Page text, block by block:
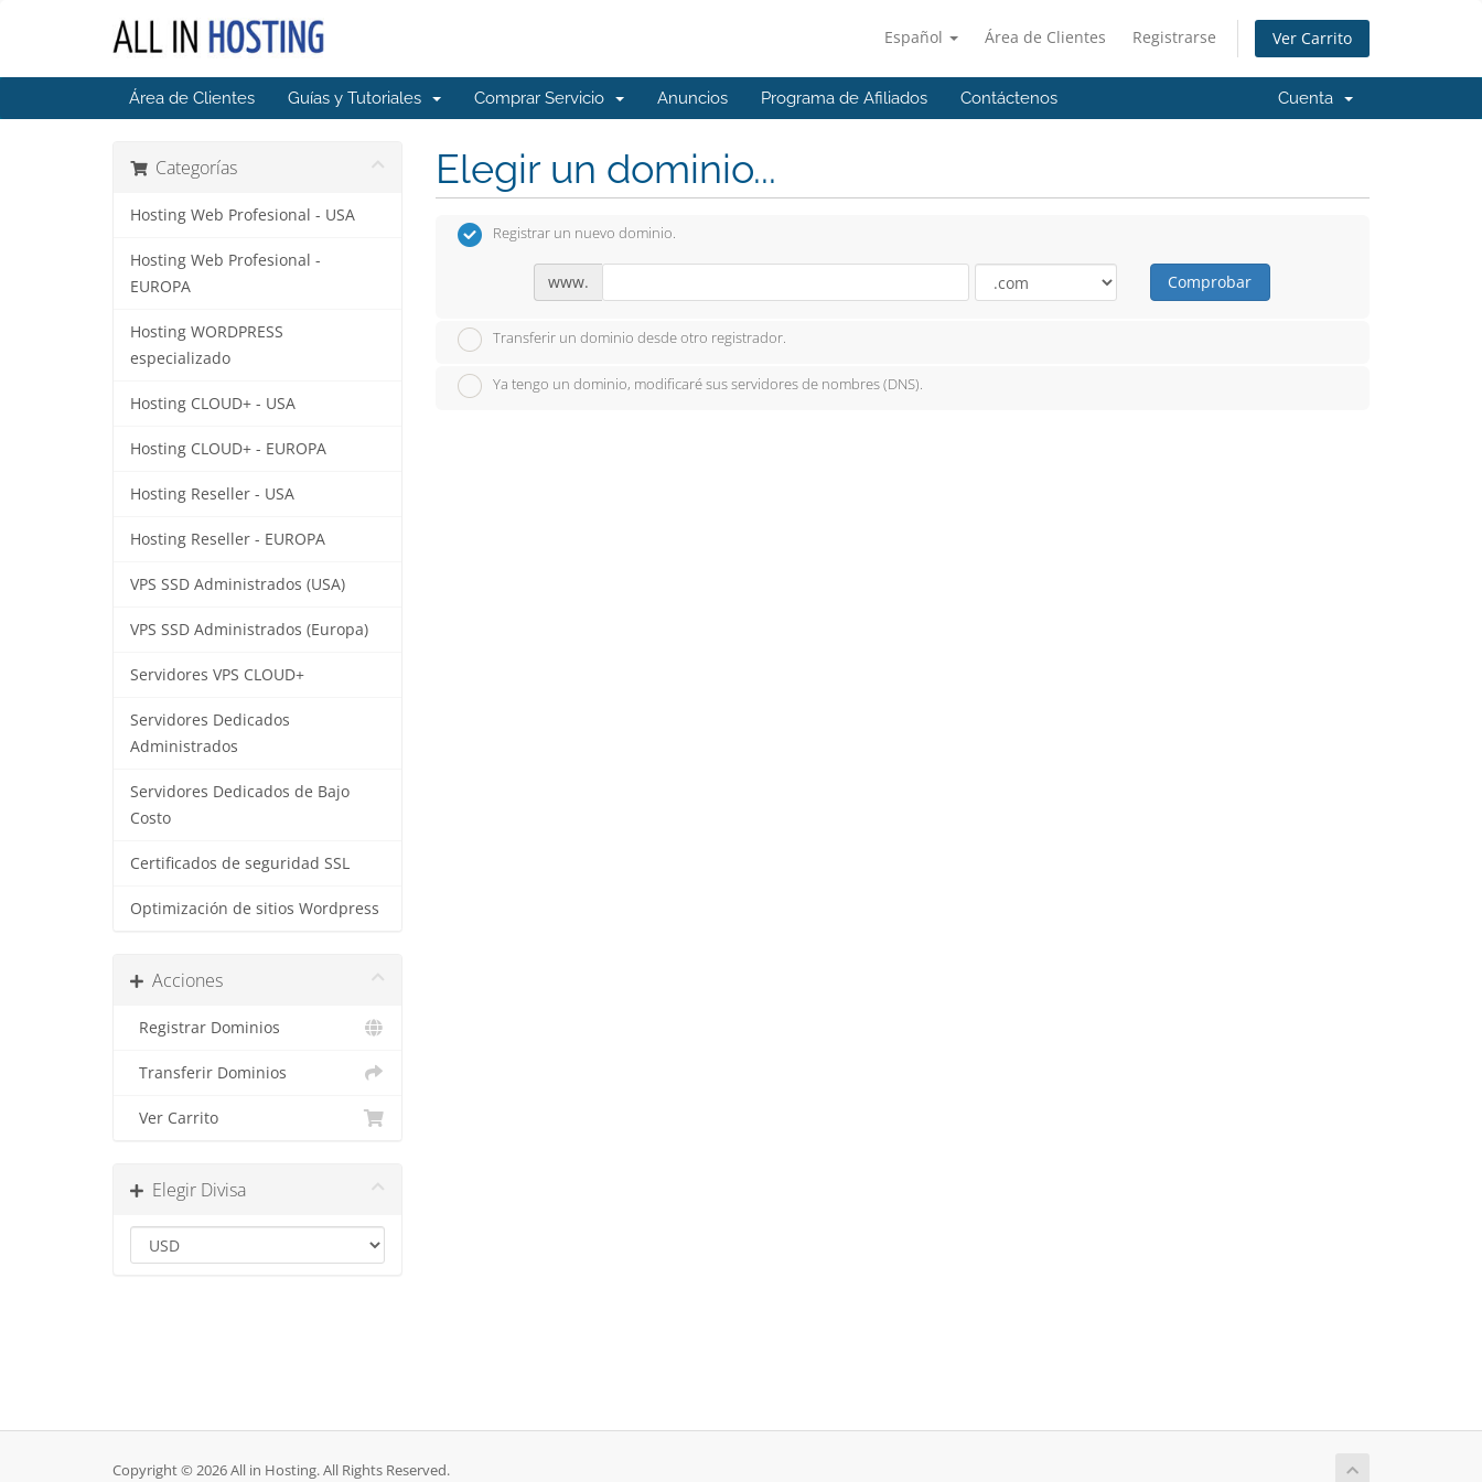
Español Área de Clientes Registrarse Ver Carrito
Área de Clientes Guías y Tutoriales Comprar Servicio Anuncios Programa de Afiliados Contáctenos Cuenta
Categorías
Hosting Web Profesional - USA
Hosting Web Profesional -
EUROPA
Hosting WORDPRESS
especializado
Hosting CLOUD+ - USA
Hosting CLOUD+ - EUROPA
Hosting Reseller - USA
Hosting Reseller - EUROPA
VPS SSD Administrados (USA)
VPS SSD Administrados (Europa)
Servidores VPS CLOUD+
Servidores Dedicados
Administrados
Servidores Dedicados de Bajo
Costo
Certificados de seguridad SSL
Optimización de sitios Wordpress
Acciones
Registrar Dominios
Transferir Dominios
Ver Carrito
Elegir Divisa
Elegir un dominio...
Registrar un nuevo dominio.
www. Comprobar
Transferir un dominio desde otro registrador.
Ya tengo un dominio, modificaré sus servidores de nombres (DNS).
Copyright © 2026 All in Hosting. All Rights Reserved.